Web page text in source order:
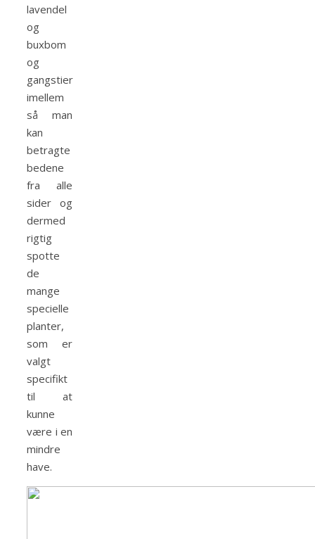
lavendel
og
buxbom
og
gangstier
imellem
så man
kan
betragte
bedene
fra alle
sider og
dermed
rigtig
spotte
de
mange
specielle
planter,
som er
valgt
specifikt
til at
kunne
være i en
mindre
have.